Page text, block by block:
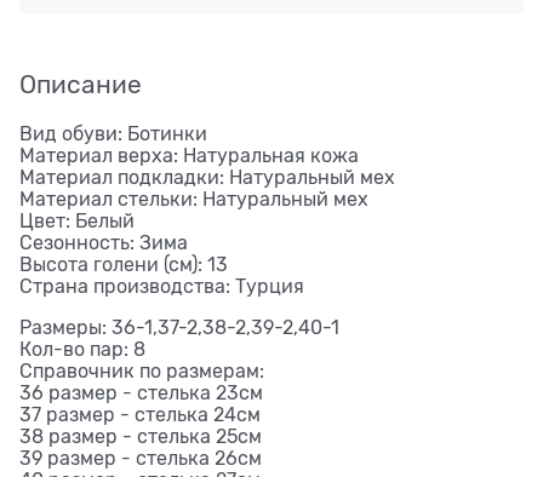
Описание
Вид обуви: Ботинки
Материал верха: Натуральная кожа
Материал подкладки: Натуральный мех
Материал стельки: Натуральный мех
Цвет: Белый
Сезонность: Зима
Высота голени (см): 13
Страна производства: Турция
Размеры: 36-1,37-2,38-2,39-2,40-1
Кол-во пар: 8
Справочник по размерам:
36 размер - стелька 23см
37 размер - стелька 24см
38 размер - стелька 25см
39 размер - стелька 26см